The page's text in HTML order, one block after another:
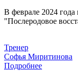
В феврале 2024
"Послеродовое
Тренер
Софья Миритинова
Подробнее